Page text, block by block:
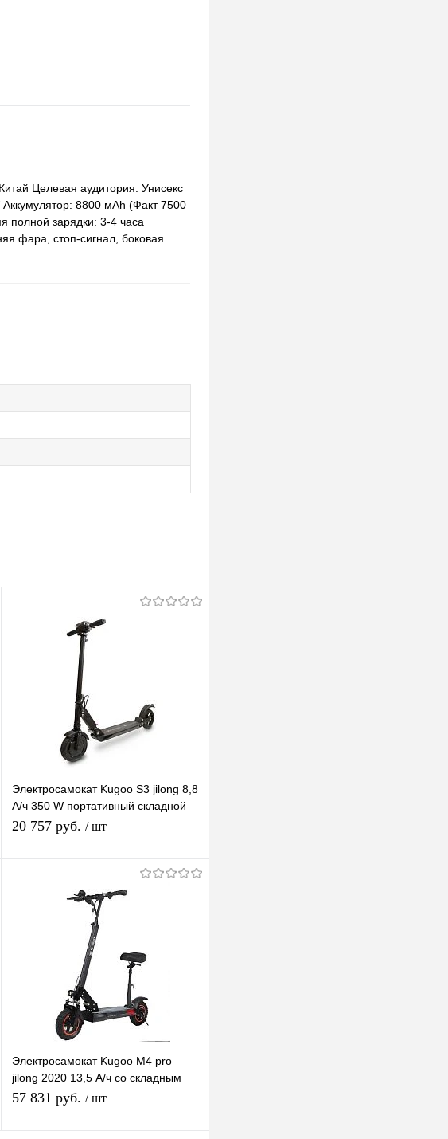
Целевая аудитория: Унисекс
8800 мАh (Факт 7500
полной зарядки: 3-4 часа
фара, стоп-сигнал, боковая
Электросамокат Kugoo S3 jilong 8,8
А/ч 350 W портативный складной
электрический Смарт скутер
20 757 руб. / шт
Купить в 1 клик
В избранное Недоступно
Электросамокат Kugoo M4 pro
jilong 2020 13,5 А/ч со складным
сиденьем
57 831 руб. / шт